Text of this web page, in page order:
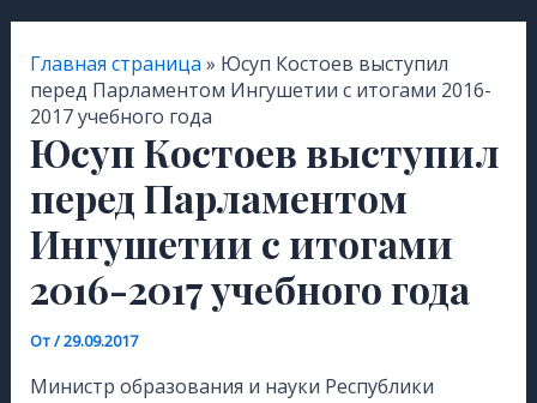
Главная страница » Юсуп Костоев выступил
перед Парламентом Ингушетии с итогами 2016-
2017 учебного года
Юсуп Костоев выступил
перед Парламентом
Ингушетии с итогами
2016-2017 учебного года
От/29.09.2017
Министр образования и науки Республики